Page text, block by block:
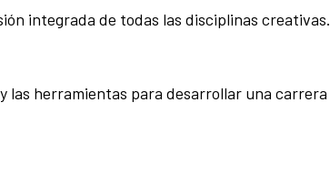
integrada de todas las disciplinas creativas.
las herramientas para desarrollar una carrera